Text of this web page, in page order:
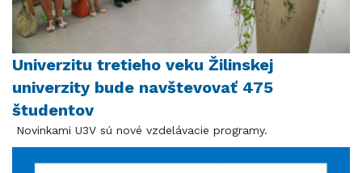
Univerzitu tretieho veku Žilinskej
univerzity bude navštevovať 475
študentov
Novinkami U3V sú nové vzdelávacie programy.